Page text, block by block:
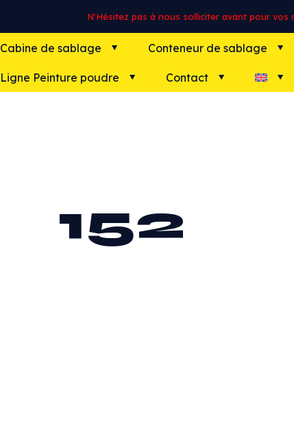
N'Hésitez pas à nous solliciter avant pour vos
Cabine de sablage Conteneur de sablage
Ligne Peinture poudre Contact
152